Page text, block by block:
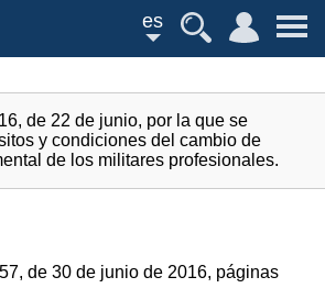
es
de 22 de junio, por la que se
y condiciones del cambio de
de los militares profesionales.
de 30 de junio de 2016, páginas